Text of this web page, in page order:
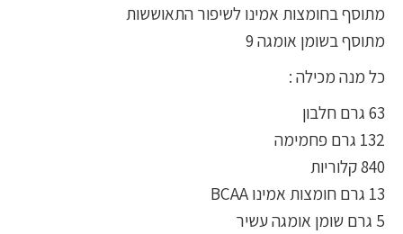
מתוסף בחומצות אמינו לשיפור התאוששות
מתוסף בשומן אומגה 9
כל מנה מכילה :
63 גרם חלבון
132 גרם פחמימה
840 קלוריות
13 גרם חומצות אמינו BCAA
5 גרם שומן אומגה עשיר